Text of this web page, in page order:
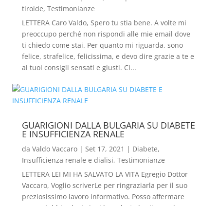
tiroide, Testimonianze
LETTERA Caro Valdo, Spero tu stia bene. A volte mi
preoccupo perché non rispondi alle mie email dove
ti chiedo come stai. Per quanto mi riguarda, sono
felice, strafelice, felicissima, e devo dire grazie a te e
ai tuoi consigli sensati e giusti. Ci...
GUARIGIONI DALLA BULGARIA SU DIABETE
E INSUFFICIENZA RENALE
da Valdo Vaccaro| Set 17, 2021 | Diabete,
Insufficienza renale e dialisi, Testimonianze
LETTERA LEI MI HA SALVATO LA VITA Egregio Dottor
Vaccaro, Voglio scriverLe per ringraziarla per il suo
preziosissimo lavoro informativo. Posso affermare